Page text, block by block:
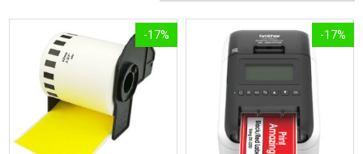
-17% -17%